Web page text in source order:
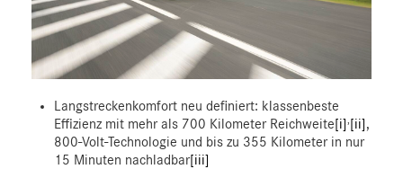
Langstreckenkomfort neu definiert: klassenbeste
Effizienz mit mehr als 700 Kilometer Reichweite[i] [ii],
800-Volt-Technologie und bis zu 355 Kilometer in nur
15 Minuten nachladbar[iii]